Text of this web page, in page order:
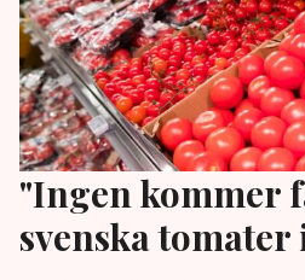
"Ingen kommer
svenska tomater